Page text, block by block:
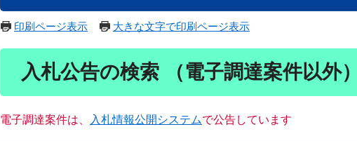
印刷ページ表示 大きな文字で印刷ページ表示
入札公告の検索 （電子調達案件以外）
電子調達案件は、 入札情報公開システムで公告しています